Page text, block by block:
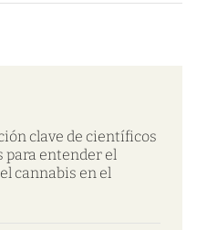
clave de científicos
para entender el
cannabis en el